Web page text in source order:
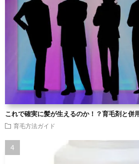
これで確実に髪が生えるのか！？育毛剤と併
育毛方法ガイド